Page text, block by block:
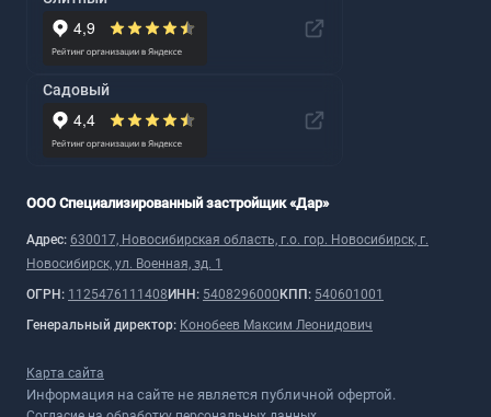
Садовый
ООО Специализированный застройщик «Дар»
Адрес: 630017, Новосибирская область, г.о. гор. Новосибирск, г.
Новосибирск, ул. Военная, зд. 1
ОГРН: 1125476111408 ИНН: 5408296000 КПП: 540601001
Генеральный директор: Конобеев Максим Леонидович
Карта сайта
Информация на сайте не является публичной офертой.